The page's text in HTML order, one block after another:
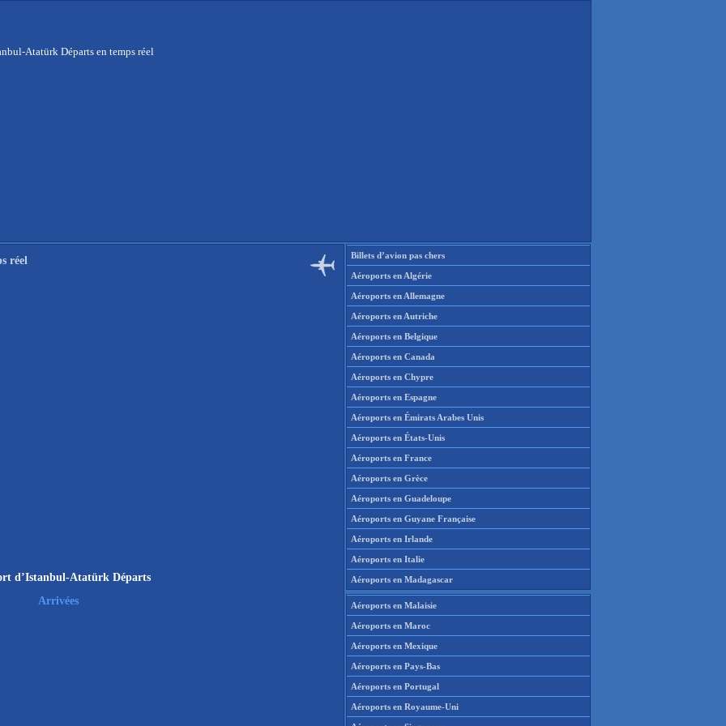
Atatürk Départs en temps réel
réel
d’Istanbul-Atatürk Départs
Arrivées
Billets d’avion pas chers
Aéroports en Algérie
Aéroports en Allemagne
Aéroports en Autriche
Aéroports en Belgique
Aéroports en Canada
Aéroports en Chypre
Aéroports en Espagne
Aéroports en Émirats Arabes Unis
Aéroports en États-Unis
Aéroports en France
Aéroports en Grèce
Aéroports en Guadeloupe
Aéroports en Guyane Française
Aéroports en Irlande
Aéroports en Italie
Aéroports en Madagascar
Aéroports en Malaisie
Aéroports en Maroc
Aéroports en Mexique
Aéroports en Pays-Bas
Aéroports en Portugal
Aéroports en Royaume-Uni